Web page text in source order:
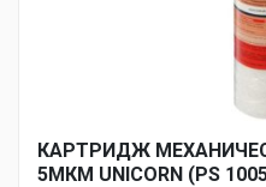
КАРТРИДЖ
5МКМ UNICORN (РS